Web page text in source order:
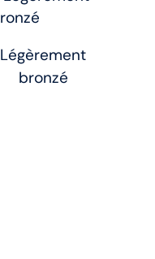
Légèrement
bronzé